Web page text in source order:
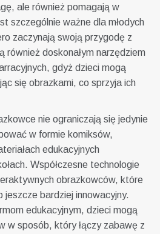
ale również pomagają w
szczególnie ważne dla młodych
zaczynają swoją przygodę z
również doskonałym narzędziem
gdyż dzieci mogą
się obrazkami, co sprzyja ich
nie ograniczają się jedynie
w formie komiksów,
edukacyjnych
Współczesne technologie
obrazkowców, które
jeszcze bardziej innowacyjny.
edukacyjnym, dzieci mogą
w sposób, który łączy zabawę z